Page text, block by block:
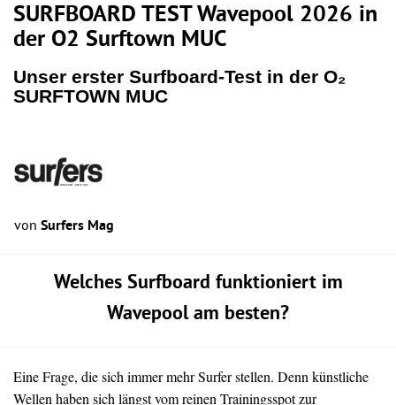
SURFBOARD TEST Wavepool 2026 in
der O2 Surftown MUC
Unser erster Surfboard-Test in der O₂
SURFTOWN MUC
von Surfers Mag
Welches Surfboard funktioniert im
Wavepool am besten?
Eine Frage, die sich immer mehr Surfer stellen. Denn künstliche
Wellen haben sich längst vom reinen Trainingsspot zur